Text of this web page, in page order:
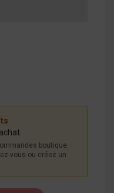
boutique.
vous ou créez un